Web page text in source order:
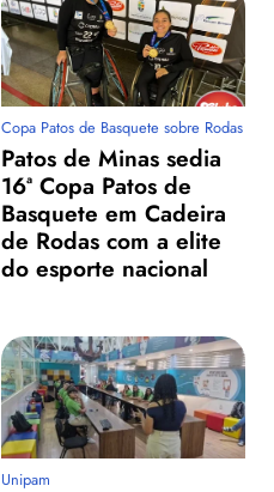
Copa Patos de Basquete sobre Rodas
Patos de Minas sedia
16ª Copa Patos de
Basquete em Cadeira
de Rodas com a elite
do esporte nacional
Unipam